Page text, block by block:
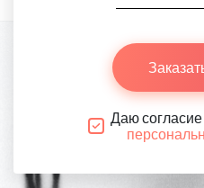
Даю